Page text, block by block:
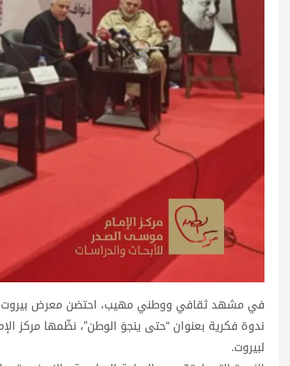
ندوة فكرية بعنوان “حتى ينجوَ الوطن”، نظّمها مركز
لبيروت.